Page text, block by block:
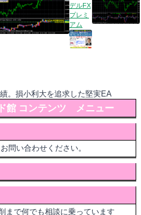
デルFX
プレミ
アム
。損小利大を追求した堅実EA
館 コンテンツ メニュー
問い合わせください。
まで何でも相談に乗っています